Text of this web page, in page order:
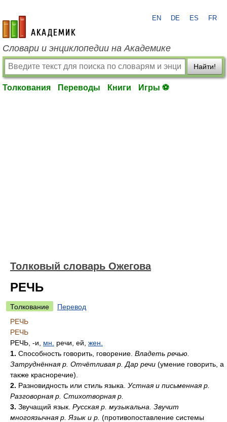
academic.ru
EN DE ES FR
Словари и энциклопедии на Академике
Найти!
Толкования Переводы Книги Игры ⚽
Толковый словарь Ожегова
РЕЧЬ
Толкование
Перевод
РЕЧЬ
РЕЧЬ
РЕЧЬ, -и, мн. речи, ей, жен.
1. Способность говорить, говорение. Владеть речью.
Затруднённая р. Отчётливая р. Дар речи (умение говорить, а
также красноречие).
2. Разновидность или стиль языка. Устная и письменная р.
Разговорная р. Стихотворная р.
3. Звучащий язык. Русская р. музыкальна. Звучит
многоязычная р. Язык и р. (противопоставление системы